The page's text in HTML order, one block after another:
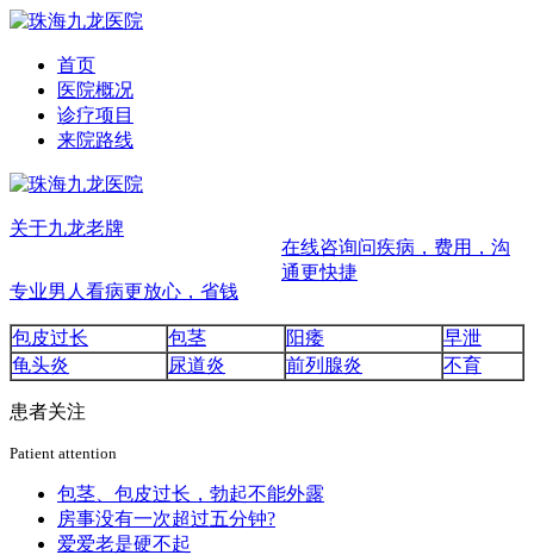
首页
医院概况
诊疗项目
来院路线
关于九龙老牌
在线咨询问疾病，费用，沟
通更快捷
专业男人看病更放心，省钱
包皮过长 包茎 阳痿
早泄
龟头炎
尿道炎 前列腺炎 不育
患者关注
Patient attention
包茎、包皮过长，勃起不能外露
房事没有一次超过五分钟?
爱爱老是硬不起